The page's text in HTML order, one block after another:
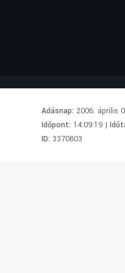
Adásnap:2006. április
Időpont: 14:09:19 |
ID: 3370803